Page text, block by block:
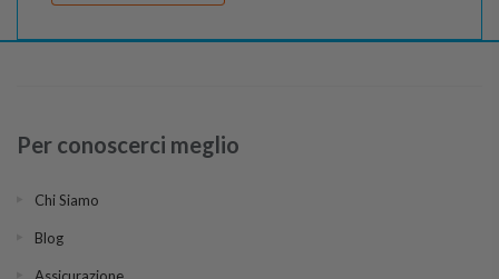
Per conoscerci meglio
Chi Siamo
Blog
Assicurazione